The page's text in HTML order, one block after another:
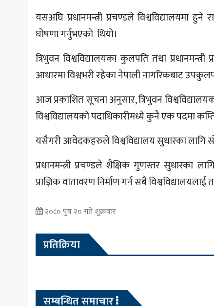
यसअघि प्रधानमन्त्री प्रचण्डले विश्वविद्यालयमा
घोषणा गर्नुभएको थियो।
त्रिभुवन विश्वविद्यालयका कुलपति तथा
आधारमा विश्वभरी रहेका नेपाली नागरिकबाट
आज प्रकाशित सूचना अनुसार, त्रिभुवन
विश्वविद्यालयको पदाधिकारीमध्ये कुनै एक पदमा
यसैगरी आवेदकहरुले विश्वविद्यालय सुधारका लागि
प्रधानमन्त्री प्रचण्डले शैक्षिक गुणस्तर सुधारका
प्राज्ञिक वातावरण निर्माण गर्न सबै
२०८० पुष २० गते शुक्रवार
प्रतिक्रिया
सम्बन्धित समाचार